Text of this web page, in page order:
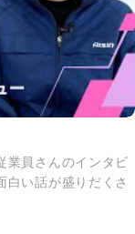
業員さんのインタビ
白い話が盛りだくさ